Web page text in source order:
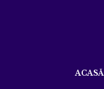
ACASĂ